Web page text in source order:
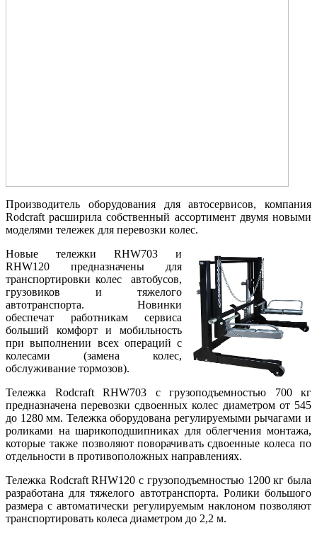
Производитель оборудования для автосервисов, компания
Rodcraft расширила собственный ассортимент двумя новыми
моделями тележек для перевозки колес.
Новые тележки RHW703 и
RHW120 предназначены для
транспортировки колес автобусов,
грузовиков и тяжелого
автотранспорта. Новинки
обеспечат работникам сервиса
больший комфорт и мобильность
при выполнении всех операций с
колесами (замена колес,
обслуживание тормозов).
Тележка Rodcraft RHW703 с грузоподъемностью 700 кг
предназначена перевозки сдвоенных колес диаметром от 545
до 1280 мм. Тележка оборудована регулируемыми рычагами и
роликами на шарикоподшипниках для облегчения монтажа,
которые также позволяют поворачивать сдвоенные колеса по
отдельности в противоположных направлениях.
Тележка Rodcraft RHW120 с грузоподъемностью 1200 кг была
разработана для тяжелого автотранспорта. Ролики большого
размера с автоматически регулируемым наклоном позволяют
транспортировать колеса диаметром до 2,2 м.